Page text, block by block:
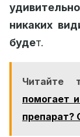
никаких
будет.
Читайте
помогает
препарат?